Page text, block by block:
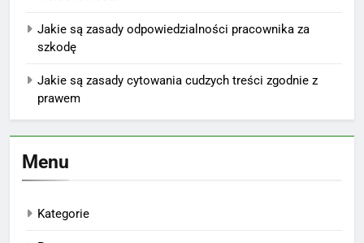
Jakie są zasady odpowiedzialności pracownika za
szkodę
Jakie są zasady cytowania cudzych treści zgodnie z
prawem
Menu
Kategorie